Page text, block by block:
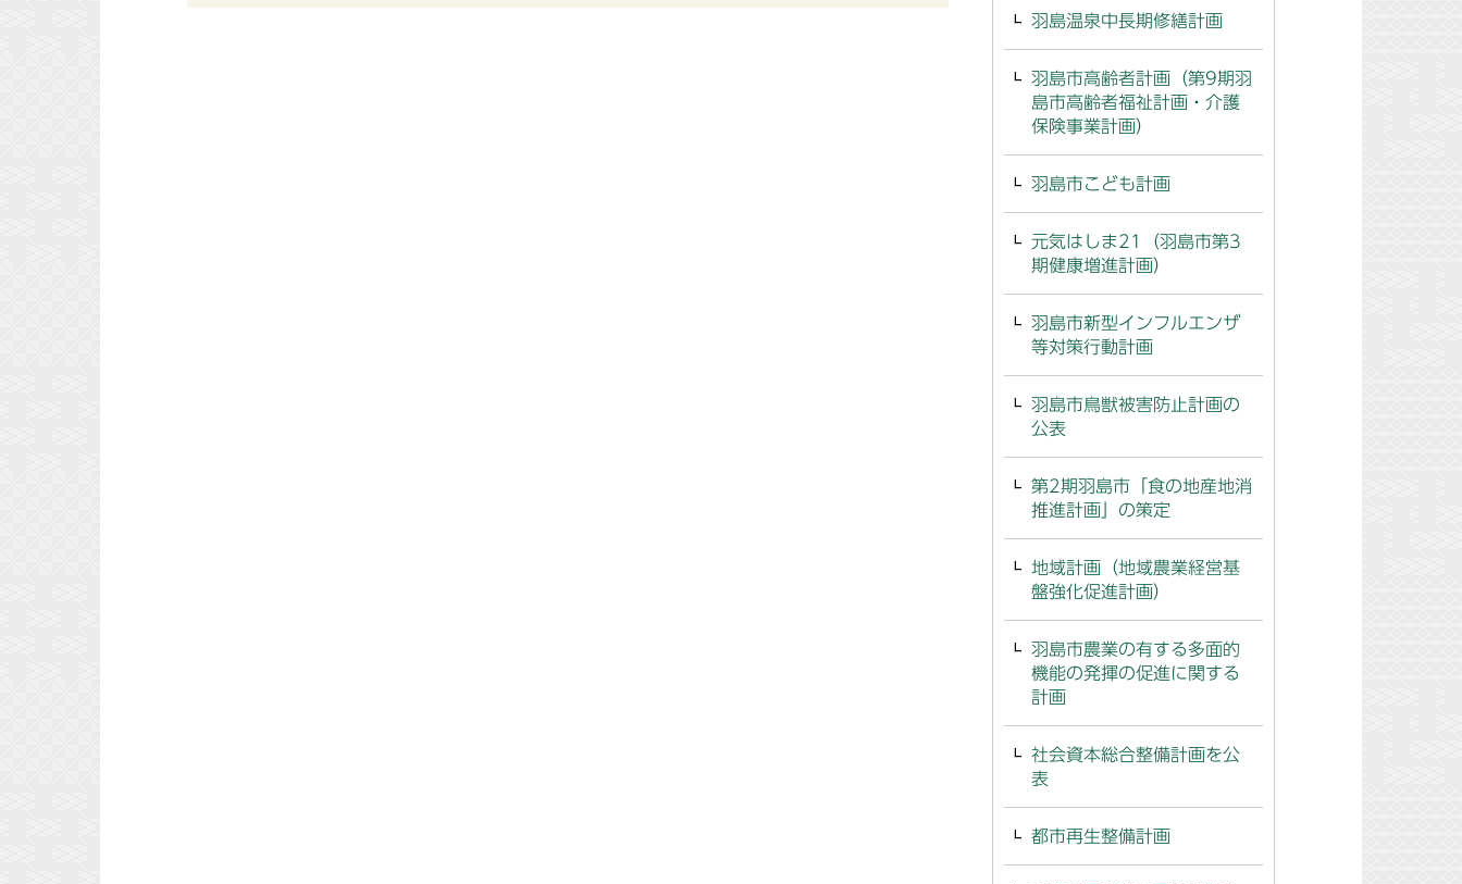
羽島温泉中長期修繕計画
羽島市高齢者計画（第9期羽
島市高齢者福祉計画・介護
保険事業計画）
羽島市こども計画
元気はしま21（羽島市第3
期健康増進計画）
羽島市新型インフルエンザ
等対策行動計画
羽島市鳥獣被害防止計画の
公表
第2期羽島市「食の地産地消
推進計画」の策定
地域計画（地域農業経営基
盤強化促進計画）
羽島市農業の有する多面的
機能の発揮の促進に関する
計画
社会資本総合整備計画を公
表
都市再生整備計画